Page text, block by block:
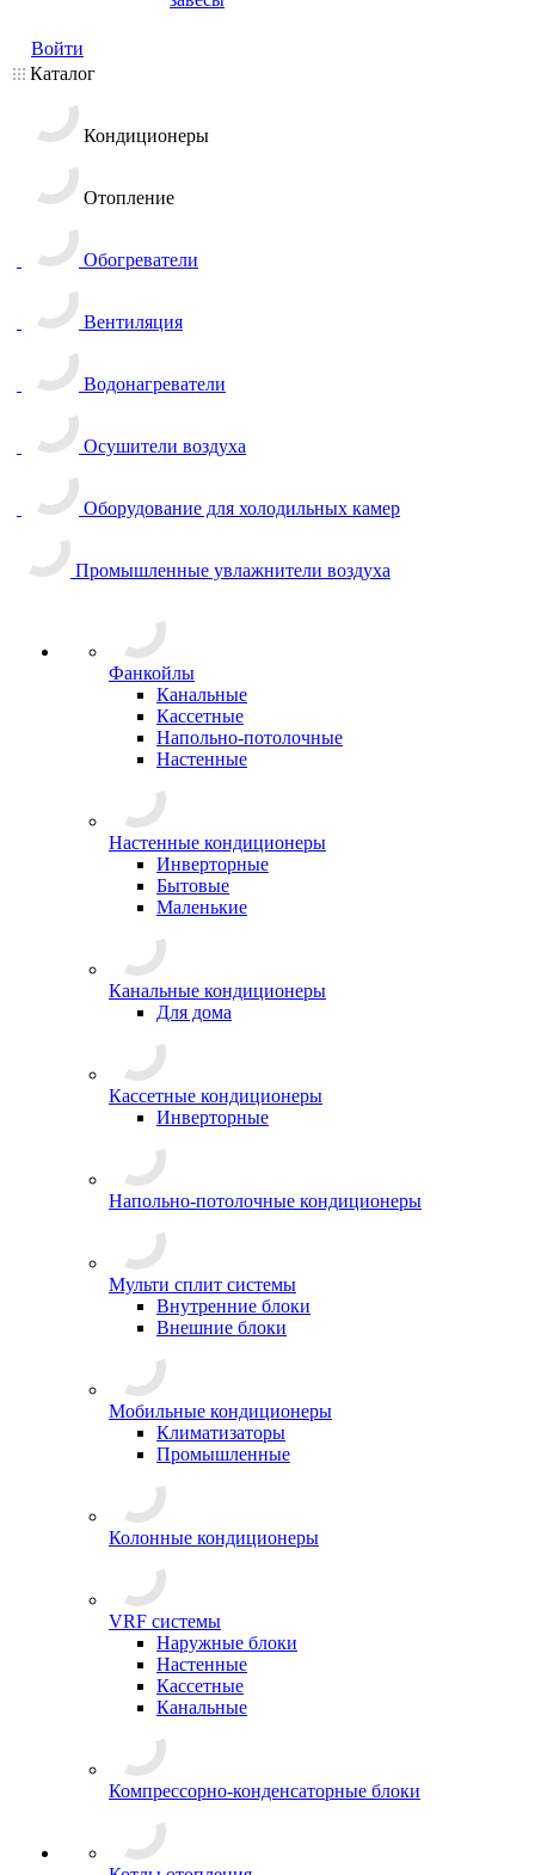
Войти
Каталог
Кондиционеры
Отопление
Обогреватели
Вентиляция
Водонагреватели
Осушители воздуха
Оборудование для холодильных камер
Промышленные увлажнители воздуха
Фанкойлы
Канальные
Кассетные
Напольно-потолочные
Настенные
Настенные кондиционеры
Инверторные
Бытовые
Маленькие
Канальные кондиционеры
Для дома
Кассетные кондиционеры
Инверторные
Напольно-потолочные кондиционеры
Мульти сплит системы
Внутренние блоки
Внешние блоки
Мобильные кондиционеры
Климатизаторы
Промышленные
Колонные кондиционеры
VRF системы
Наружные блоки
Настенные
Кассетные
Канальные
Компрессорно-конденсаторные блоки